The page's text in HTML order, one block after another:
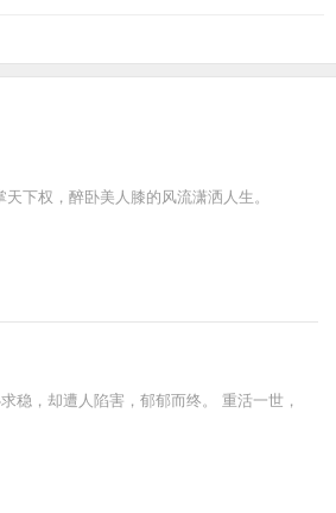
下权，醉卧美人膝的风流潇洒人生。
稳，却遭人陷害，郁郁而终。 重活一世，